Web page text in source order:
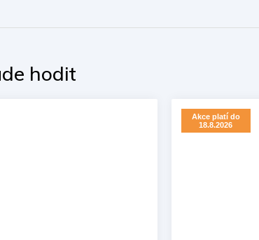
Akce platí do
18.8.2026